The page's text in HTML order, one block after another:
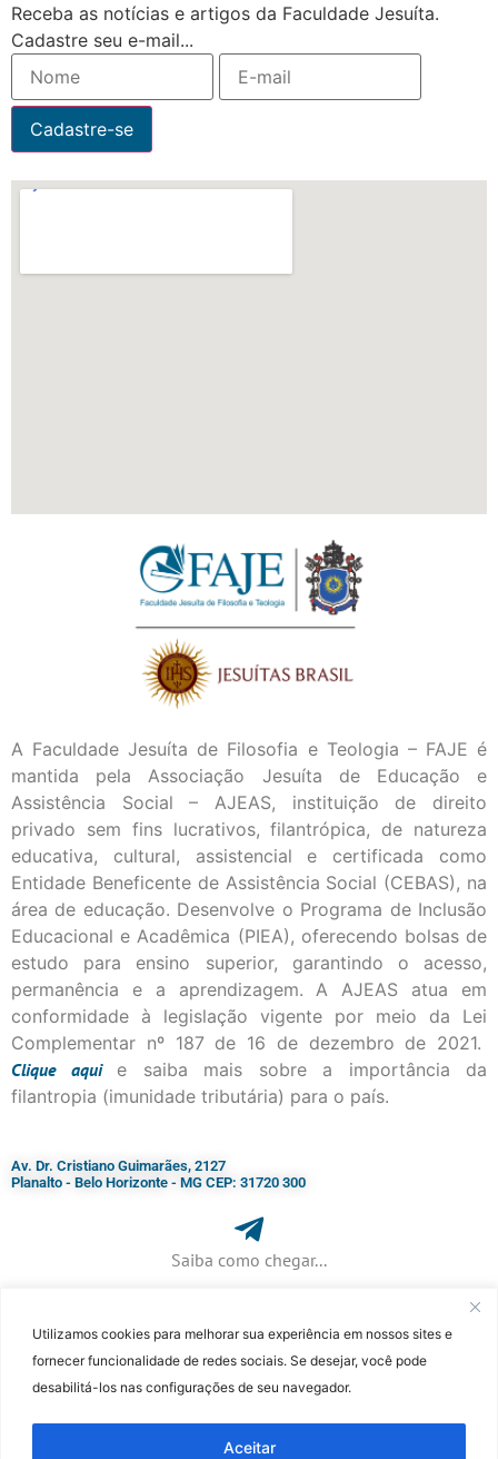
Utilizamos cookies para melhorar sua experiência em nossos sites e
fornecer funcionalidade de redes sociais. Se desejar, você pode
desabilitá-los nas configurações de seu navegador.
Aceitar
Receba as notícias e artigos da Faculdade Jesuíta.
Cadastre seu e-mail...
A Faculdade Jesuíta de Filosofia e Teologia – FAJE é
mantida pela Associação Jesuíta de Educação e
Assistência Social – AJEAS, instituição de direito
privado sem fins lucrativos, filantrópica, de natureza
educativa, cultural, assistencial e certificada como
Entidade Beneficente de Assistência Social (CEBAS), na
área de educação. Desenvolve o Programa de Inclusão
Educacional e Acadêmica (PIEA), oferecendo bolsas de
estudo para ensino superior, garantindo o acesso,
permanência e a aprendizagem. A AJEAS atua em
conformidade à legislação vigente por meio da Lei
Complementar nº 187 de 16 de dezembro de 2021.
Cliqueaqui
e saiba mais sobre a importância da
filantropia (imunidade tributária) para o país.
Av. Dr. Cristiano Guimarães, 2127
Planalto - Belo Horizonte - MG CEP: 31720 300
Saiba como chegar...
+ 55 (31) 3115-7000​
Patrick de Souza